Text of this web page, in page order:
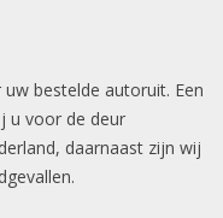
bestelde autoruit. Een
u voor de deur
daarnaast zijn wij